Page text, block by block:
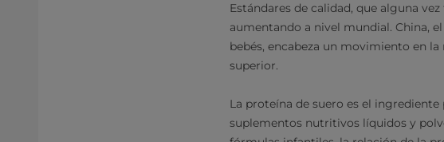
Estándares de calidad, que alguna
aumentando a nivel mundial. China,
bebés, encabeza un movimiento en
superior.
La proteína de suero es el
suplementos nutritivos líquidos y